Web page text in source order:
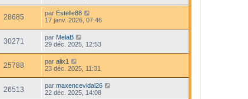
28685 par Estelle88
17 janv. 2026, 07:46
30271 par MelaB
29 déc. 2025, 12:53
25788 par alix1
23 déc. 2025, 11:31
26513 par maxencevidal26
22 déc. 2025, 14:08